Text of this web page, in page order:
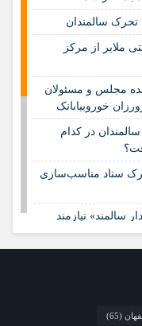
سالمندان
ملایر از مرکز
مجلس و مسئولان
خوروبیابانک
در کدام
ستاد مناسب‌سازی
سالمند» نیازمند
در سالمندی سالم(65)